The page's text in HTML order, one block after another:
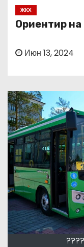
ЖКХ
Ориентир на
Июн 13, 2024